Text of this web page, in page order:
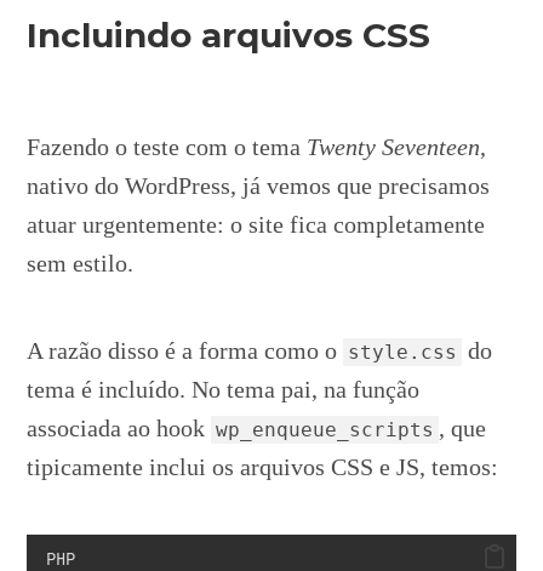
Incluindo arquivos CSS
Fazendo o teste com o tema Twenty Seventeen,
nativo do WordPress, já vemos que precisamos
atuar urgentemente: o site fica completamente
sem estilo.
A razão disso é a forma como o style.css do
tema é incluído. No tema pai, na função
associada ao hook wp_enqueue_scripts , que
tipicamente inclui os arquivos CSS e JS, temos:
PHP